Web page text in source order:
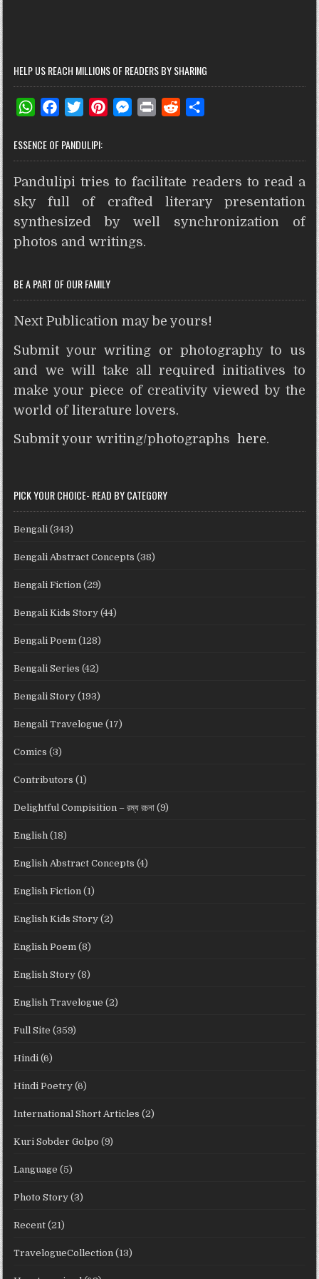
HELP US REACH MILLIONS OF READERS BY SHARING
W
a
t
s
A
p
p
c
e
b
o
o
k
T
i
t
t
e
r
t
e
r
e
s
M
s
e
n
g
e
n
t
d
i
t
r
e
ESSENCE OF PANDULIPI:
Pandulipi tries to facilitate readers to read a
sky full of crafted literary presentation
synthesized by well synchronization of
photos and writings.
BE A PART OF OUR FAMILY
Next Publication may be yours!
Submit your writing or photography to us
and we will take all required initiatives to
make your piece of creativity viewed by the
world of literature lovers.
Submit your writing/photographshere.
PICK YOUR CHOICE- READ BY CATEGORY
Bengali (343)
Bengali Abstract Concepts (38)
Bengali Fiction (29)
Bengali Kids Story (44)
Bengali Poem (128)
Bengali Series (42)
Bengali Story (193)
Bengali Travelogue (17)
Comics (3)
Contributors (1)
Delightful Compisition – রম্য রচনা (9)
English (18)
English Abstract Concepts (4)
English Fiction (1)
English Kids Story (2)
English Poem (8)
English Story (8)
English Travelogue (2)
Full Site (359)
Hindi (6)
Hindi Poetry (6)
International Short Articles (2)
Kuri Sobder Golpo (9)
Language (5)
Photo Story (3)
Recent (21)
TravelogueCollection (13)